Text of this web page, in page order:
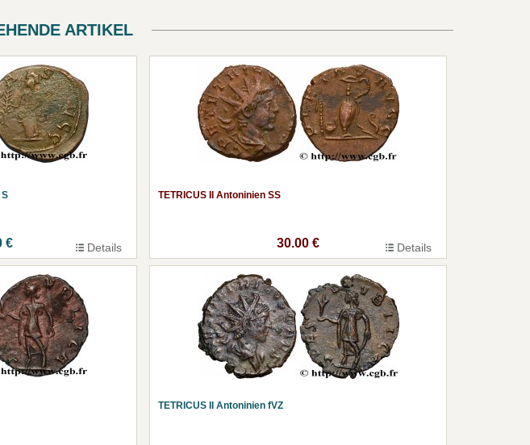
ARTIKEL
€ Details
TETRICUS II Antoninien SS
30.00 € Details
TETRICUS II Antoninien fVZ